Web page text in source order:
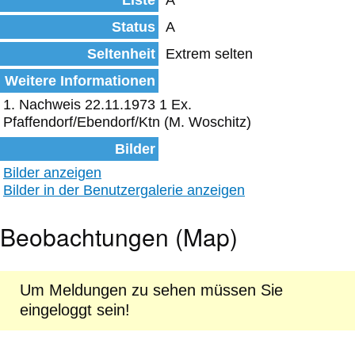
Status
A
Seltenheit
Extrem selten
Weitere Informationen
1. Nachweis 22.11.1973 1 Ex.
Pfaffendorf/Ebendorf/Ktn (M. Woschitz)
Bilder
Bilder anzeigen
Bilder in der Benutzergalerie anzeigen
Beobachtungen (Map)
Um Meldungen zu sehen müssen Sie
eingeloggt sein!